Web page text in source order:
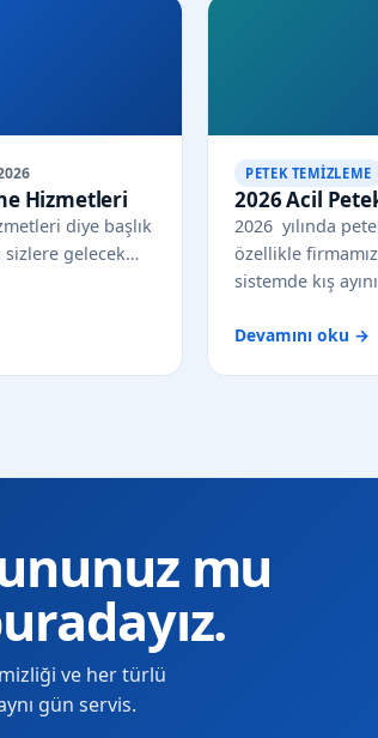
Hizmetleri
diye başlık
sizlere gelecek…
PETEK TEMIZLEME
2026 Acil
2026 yılında
özellikle
sistemde kış
Devamını oku →
mu
ve her türlü
gün servis.